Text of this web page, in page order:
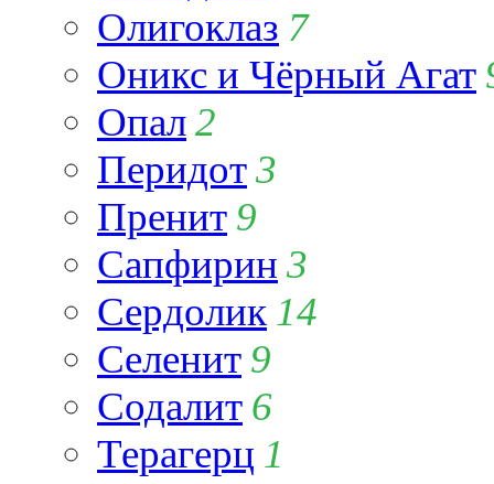
Олигоклаз 7
Оникс и Чёрный Агат
Опал2
Перидот3
Пренит 9
Сапфирин 3
Сердолик 14
Селенит 9
Содалит 6
Терагерц 1